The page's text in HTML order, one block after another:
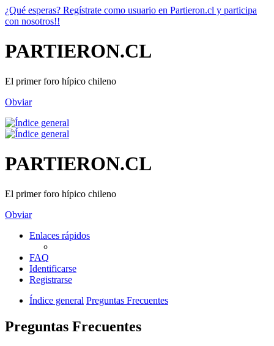
¿Qué esperas? Regístrate como usuario en Partieron.cl y participa
con nosotros!!
PARTIERON.CL
El primer foro hípico chileno
Obviar
PARTIERON.CL
El primer foro hípico chileno
Obviar
Enlaces rápidos
FAQ
Identificarse
Registrarse
Índice general Preguntas Frecuentes
Preguntas Frecuentes